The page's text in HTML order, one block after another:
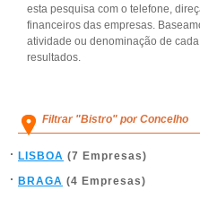
esta pesquisa com o telefone,
financeiros das empresas.
atividade ou denominação de
resultados.
Filtrar "Bistro" por Concelho
LISBOA (7 Empresas)
BRAGA (4 Empresas)